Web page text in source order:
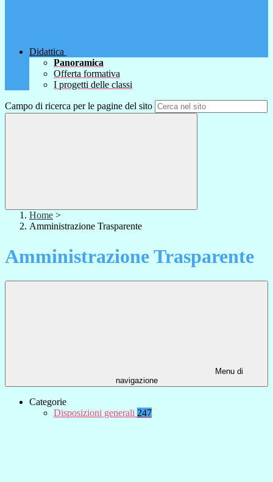
Didattica
Panoramica
Offerta formativa
I progetti delle classi
Campo di ricerca per le pagine del sito
Home >
Amministrazione Trasparente
Amministrazione Trasparente
Menu di
navigazione
Categorie
Disposizioni generali 247